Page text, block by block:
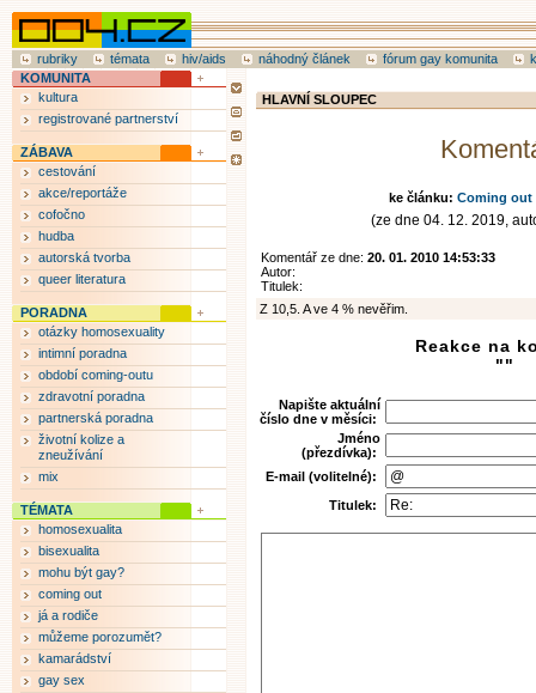
rubriky témata hiv/aids náhodný článek fórum gay komunita
HLAVNÍ SLOUPEC
ke článku: Coming out
(ze dne 04. 12. 2019,
Komentář ze dne: 20. 01. 2010 14:53:33
Autor:
Titulek:
Z 10,5. A ve 4 % nevěřim.
Reakce na
""
Napište aktuální
číslo dne v měsíci:
Jméno
(přezdívka):
E-mail (volitelné):
Titulek:
KOMUNITA
kultura
registrované partnerství
ZÁBAVA
cestování
akce/reportáže
cofočno
hudba
autorská tvorba
queer literatura
PORADNA
otázky homosexuality
intimní poradna
období coming-outu
zdravotní poradna
partnerská poradna
životní kolize a
zneužívání
mix
TÉMATA
homosexualita
bisexualita
mohu být gay?
coming out
já a rodiče
můžeme porozumět?
kamarádství
gay sex